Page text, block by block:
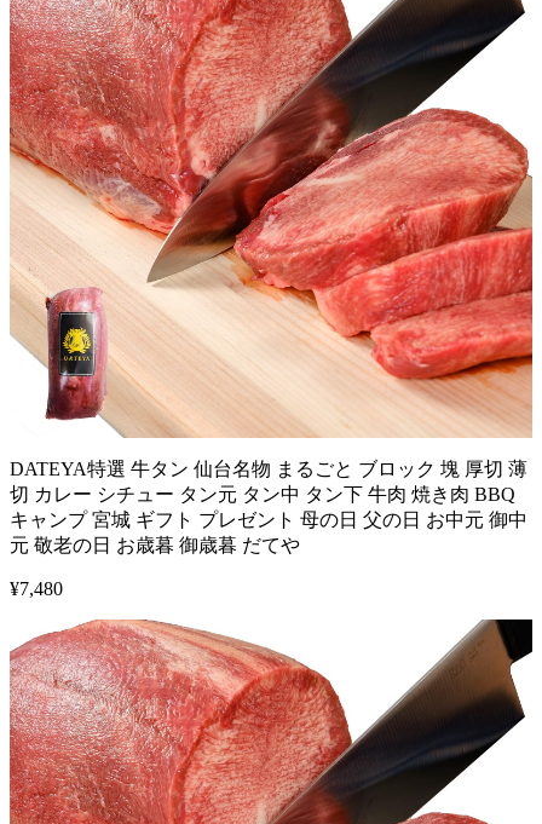
DATEYA特選 牛タン 仙台名物 まるごと ブロック 塊 厚切 薄
切 カレー シチュー タン元 タン中 タン下 牛肉 焼き肉 BBQ
キャンプ 宮城 ギフト プレゼント 母の日 父の日 お中元 御中
元 敬老の日 お歳暮 御歳暮 だてや
¥7,480